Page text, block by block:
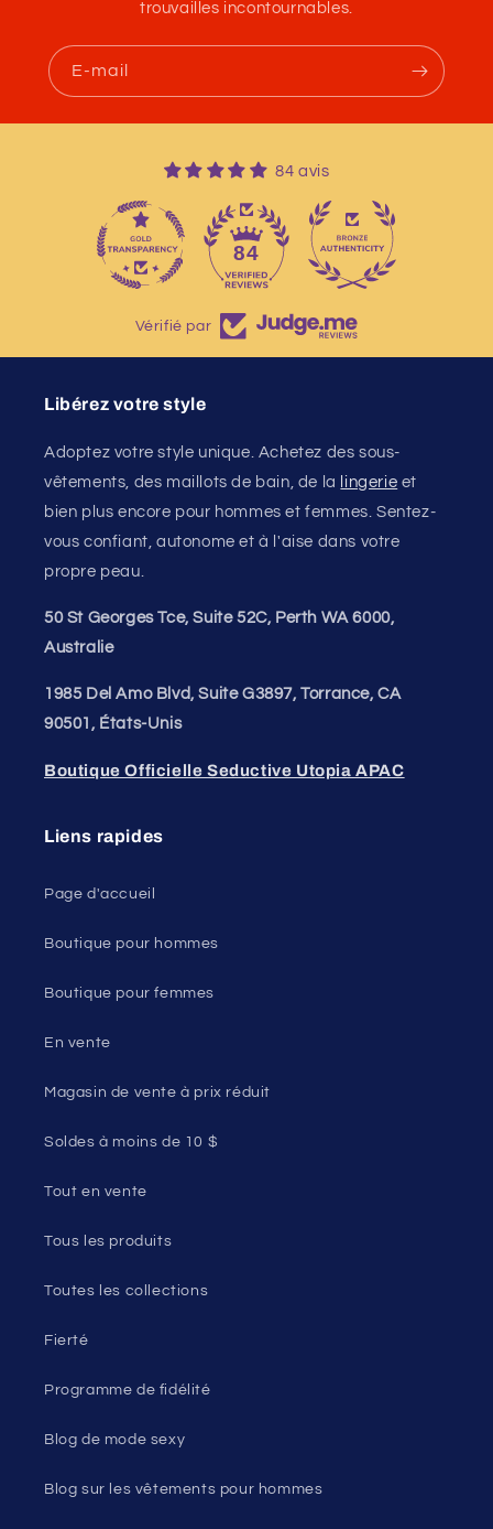
trouvailles incontournables.
E-mail
84 avis
84
Vérifié par
Libérez votre style
Adoptez votre style unique. Achetez des sous-
vêtements, des maillots de bain, de la
lingerie et
bien plus encore pour hommes et femmes. Sentez-
vous confiant, autonome et à l'aise dans votre
propre peau.
50 St Georges Tce, Suite 52C, Perth WA 6000,
Australie
1985 Del Amo Blvd, Suite G3897, Torrance, CA
90501, États-Unis
Boutique Officielle Seductive Utopia APAC
Liens rapides
Page d'accueil
Boutique pour hommes
Boutique pour femmes
En vente
Magasin de vente à prix réduit
Soldes à moins de 10 $
Tout en vente
Tous les produits
Toutes les collections
Fierté
Programme de fidélité
Blog de mode sexy
Blog sur les vêtements pour hommes